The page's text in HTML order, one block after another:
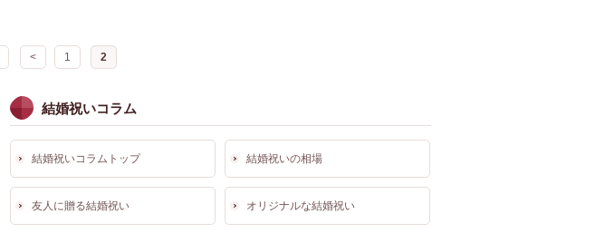
< 1 2
結婚祝いコラム
結婚祝いコラムトップ 結婚祝いの相場
友人に贈る結婚祝い オリジナルな結婚祝い